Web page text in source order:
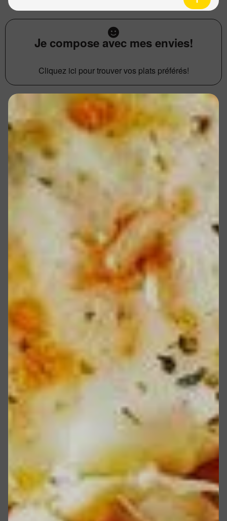
Je compose avec mes envies!
Cliquez ici pour trouver vos plats préférés!